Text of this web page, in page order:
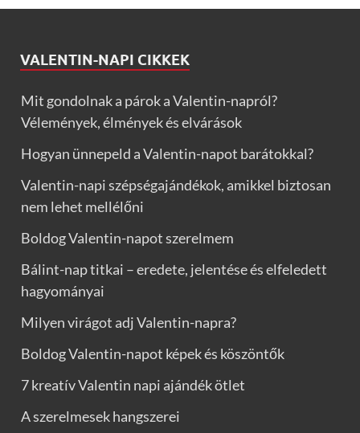
VALENTIN-NAPI CIKKEK
Mit gondolnak a párok a Valentin-napról?
Vélemények, élmények és elvárások
Hogyan ünnepeld a Valentin-napot barátokkal?
Valentin-napi szépségajándékok, amikkel biztosan
nem lehet mellélőni
Boldog Valentin-napot szerelmem
Bálint-nap titkai – eredete, jelentése és elfeledett
hagyományai
Milyen virágot adj Valentin-napra?
Boldog Valentin-napot képek és köszöntők
7 kreatív Valentin napi ajándék ötlet
A szerelmesek hangszerei